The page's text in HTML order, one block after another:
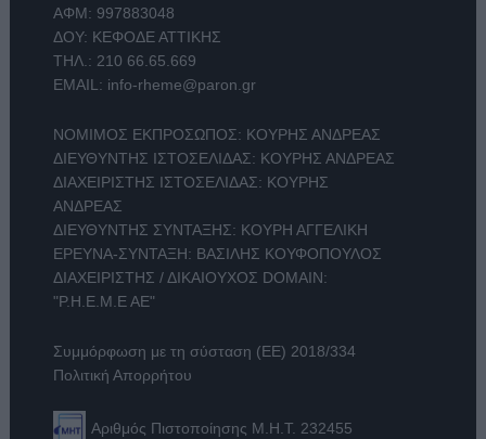
ΑΦΜ: 997883048
ΔΟΥ: ΚΕΦΟΔΕ ΑΤΤΙΚΗΣ
ΤΗΛ.: 210 66.65.669
EMAIL: info-rheme@paron.gr
ΝΟΜΙΜΟΣ ΕΚΠΡΟΣΩΠΟΣ: ΚΟΥΡΗΣ ΑΝΔΡΕΑΣ
ΔΙΕΥΘΥΝΤΗΣ ΙΣΤΟΣΕΛΙΔΑΣ: ΚΟΥΡΗΣ ΑΝΔΡΕΑΣ
ΔΙΑΧΕΙΡΙΣΤΗΣ ΙΣΤΟΣΕΛΙΔΑΣ: ΚΟΥΡΗΣ
ΑΝΔΡΕΑΣ
ΔΙΕΥΘΥΝΤΗΣ ΣΥΝΤΑΞΗΣ: ΚΟΥΡΗ ΑΓΓΕΛΙΚΗ
ΕΡΕΥΝΑ-ΣΥΝΤΑΞΗ: ΒΑΣΙΛΗΣ ΚΟΥΦΟΠΟΥΛΟΣ
ΔΙΑΧΕΙΡΙΣΤΗΣ / ΔΙΚΑΙΟΥΧΟΣ DOMAIN:
"Ρ.Η.Ε.Μ.Ε ΑΕ"
Συμμόρφωση με τη σύσταση (ΕΕ) 2018/334
Πολιτική Απορρήτου
Αριθμός Πιστοποίησης Μ.Η.Τ. 232455